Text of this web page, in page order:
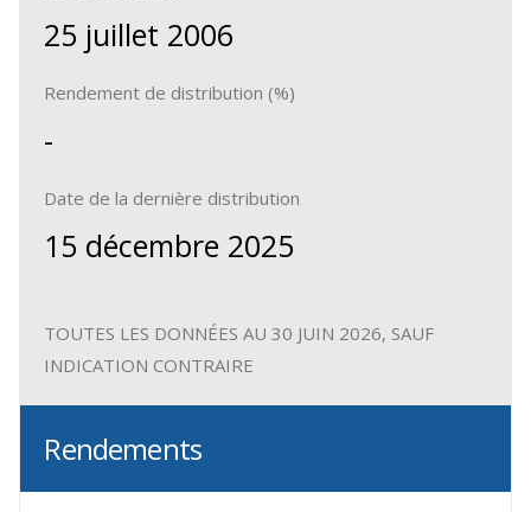
25 juillet 2006
Rendement de distribution (%)
-
Date de la dernière distribution
15 décembre 2025
TOUTES LES DONNÉES AU 30 JUIN 2026, SAUF
INDICATION CONTRAIRE
Rendements